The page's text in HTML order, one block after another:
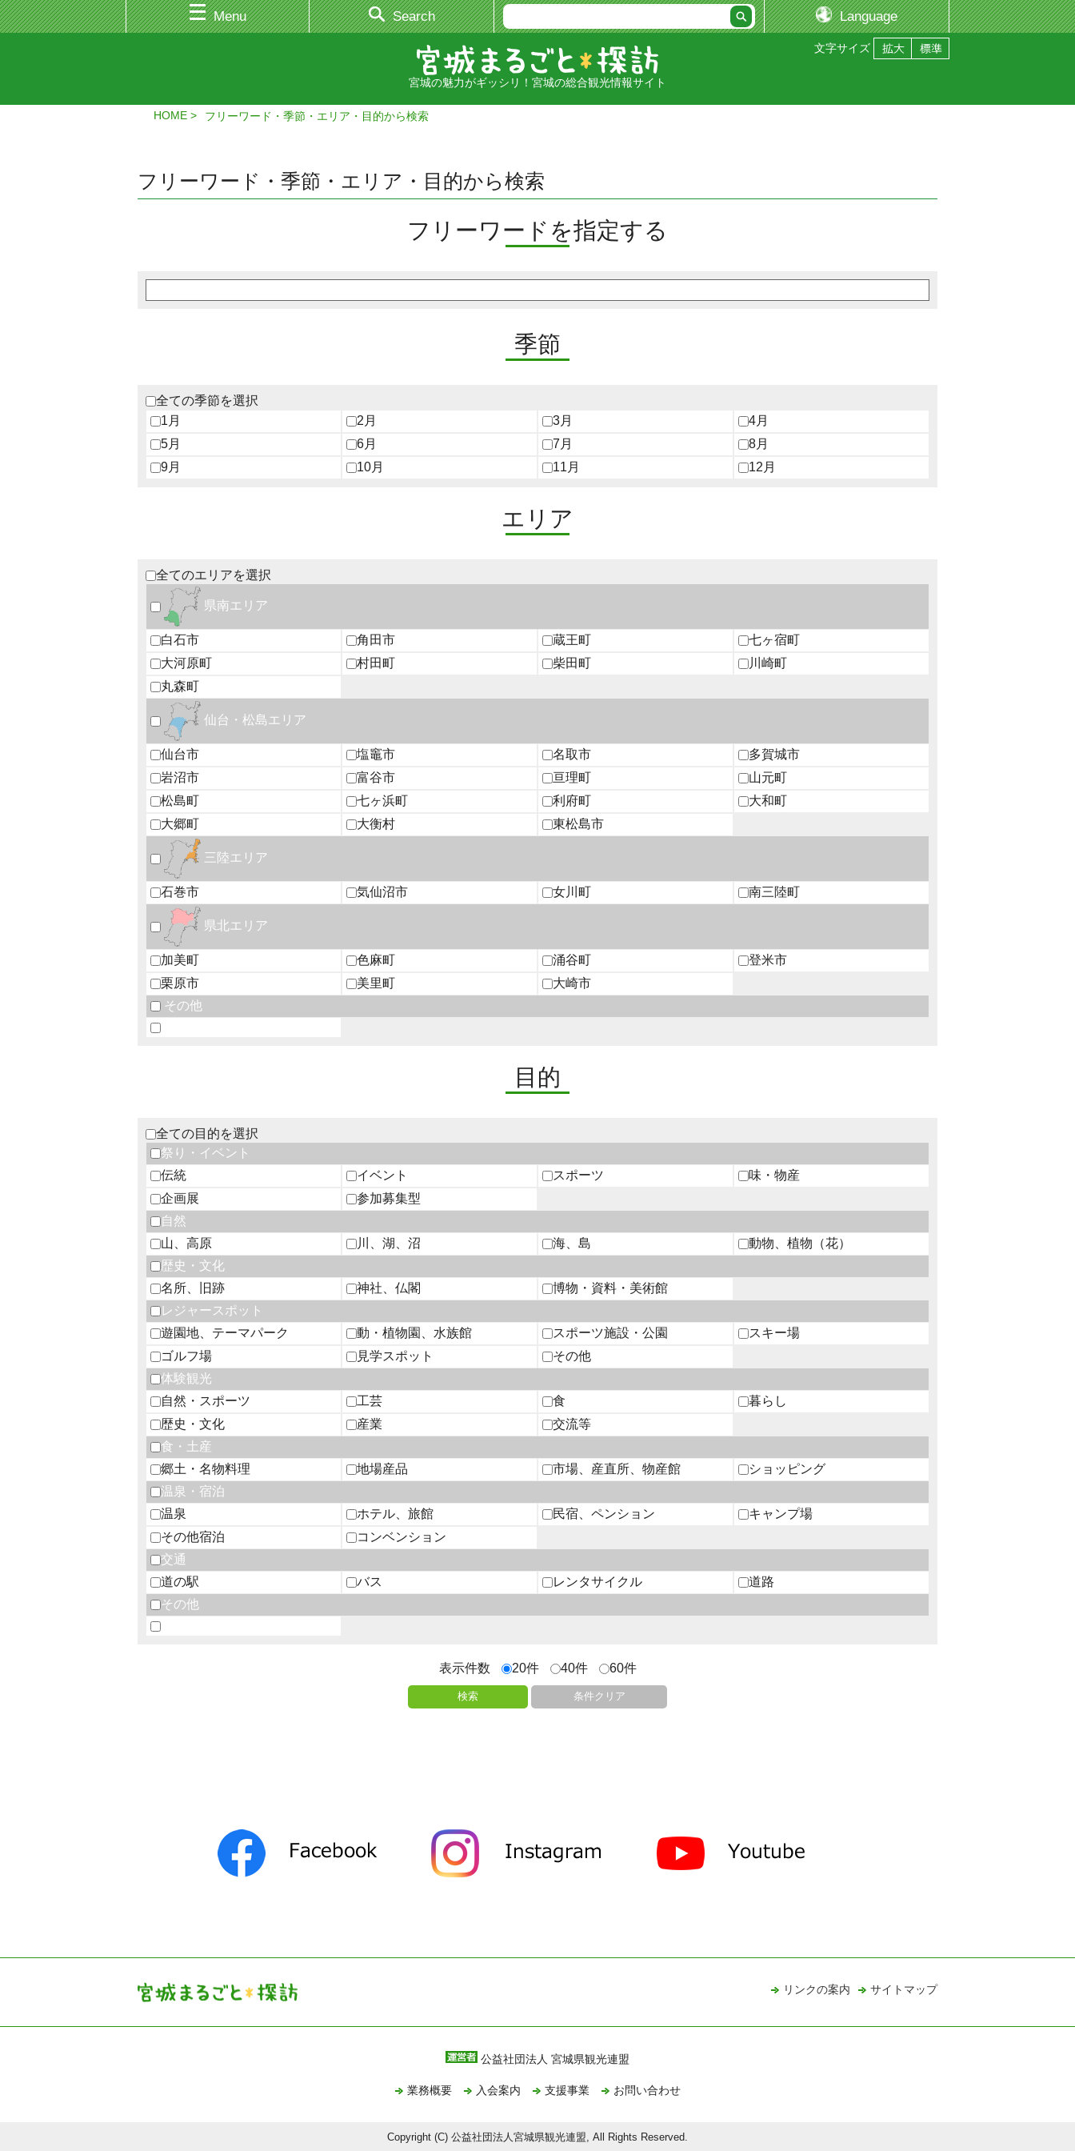
Menu Search Language
文字サイズ
宮城の魅力がギッシリ！宮城の総合観光情報サイト
HOME フリーワード・季節・エリア・目的から検索
フリーワード・季節・エリア・目的から検索
フリーワードを指定する
季節
全ての季節を選択
1月
2月 3月
4月
5月
6月 7月
8月
9月
10月 11月 12月
エリア
全てのエリアを選択
県南エリア
白石市 角田市 蔵王町
七ヶ宿町
大河原町
村田町 柴田町
川崎町
丸森町
仙台・松島エリア
仙台市 塩竈市 名取市
多賀城市
岩沼市
富谷市 亘理町
山元町
松島町
七ヶ浜町 利府町
大和町
大郷町
大衡村 東松島市
三陸エリア
石巻市 気仙沼市 女川町 南三陸町
県北エリア
加美町 色麻町 涌谷町
登米市
栗原市
美里町
大崎市
その他
目的
全ての目的を選択
祭り・イベント
伝統
イベント スポーツ
味・物産
企画展
参加募集型
自然
山、高原
川、湖、沼 海、島
動物、植物（花）
歴史・文化
名所、旧跡
神社、仏閣
博物・資料・美術館
レジャースポット
遊園地、テーマパーク
動・植物園、水族館 スポーツ施設・公園
スキー場
ゴルフ場
見学スポット
その他
体験観光
自然・スポーツ
工芸 食
暮らし
歴史・文化
産業
交流等
食・土産
郷土・名物料理
地場産品 市場、産直所、物産館
ショッピング
温泉・宿泊
温泉
ホテル、旅館 民宿、ペンション
キャンプ場
その他宿泊
コンベンション
交通
道の駅
バス レンタサイクル
道路
その他
表示件数 20件 40件 60件
検索 条件クリア
リンクの案内 サイトマップ
公益社団法人 宮城県観光連盟
業務概要 入会案内 支援事業 お問い合わせ
Copyright (C) 公益社団法人宮城県観光連盟, All Rights Reserved.